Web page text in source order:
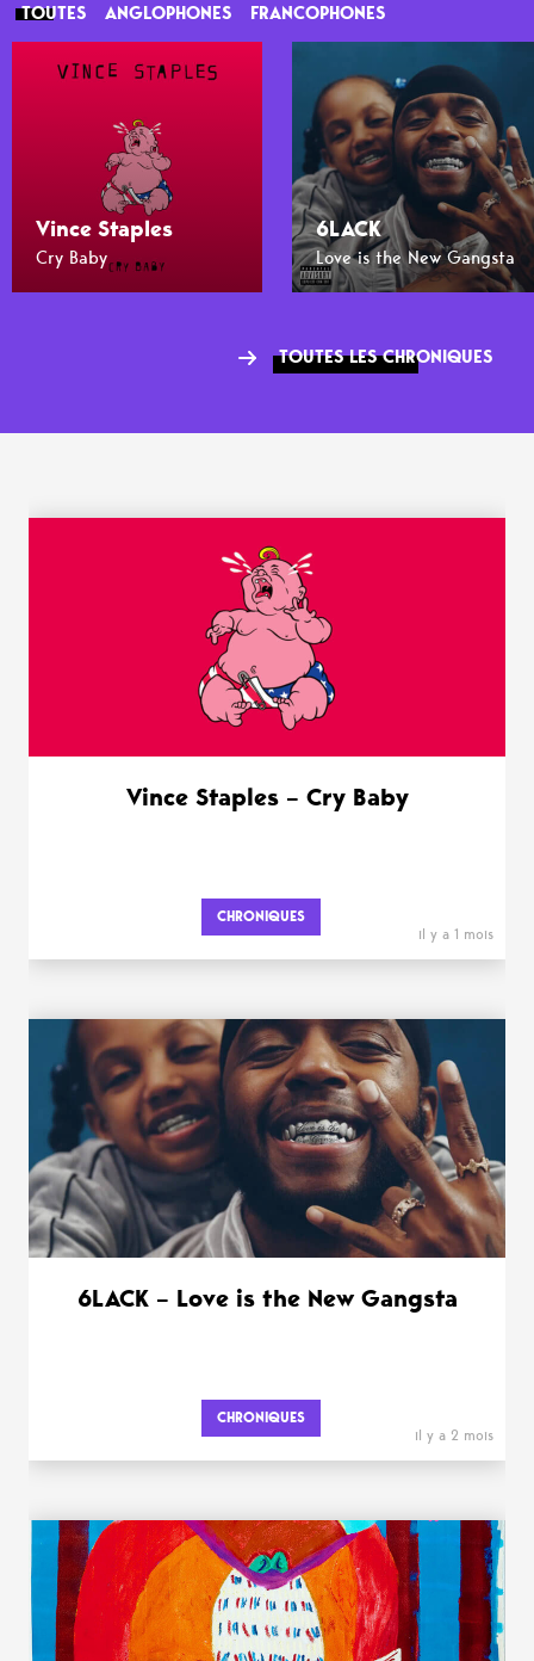
TOUTES ANGLOPHONES FRANCOPHONES
Vince Staples
Cry Baby
6LACK
Love is the New Gangsta
TOUTES LES CHRONIQUES
WANT MORE ?
Vince Staples – Cry Baby
CHRONIQUES
il y a 1 mois
6LACK – Love is the New Gangsta
CHRONIQUES
il y a 2 mois